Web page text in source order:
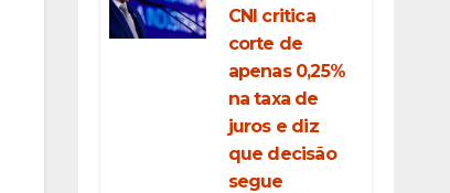
CNI critica
corte de
apenas 0,25%
na taxa de
juros e diz
que decisão
segue